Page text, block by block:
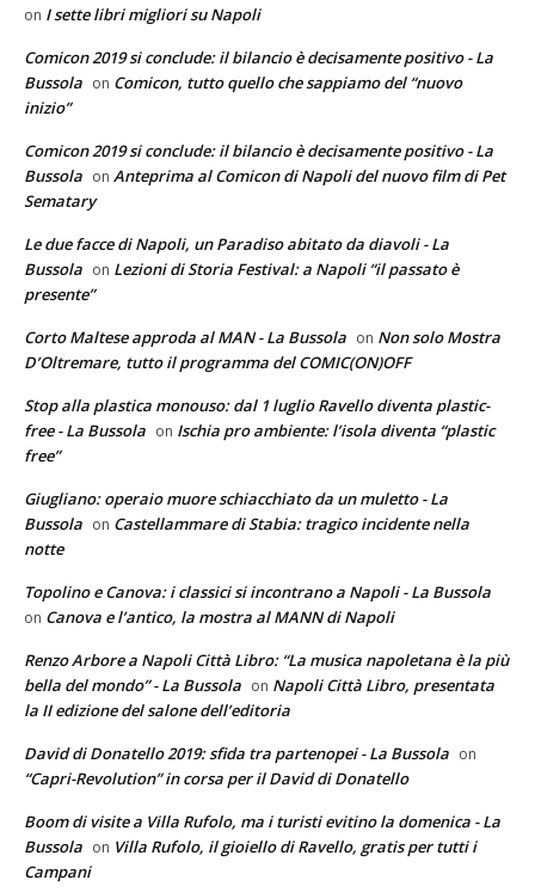
on I sette libri migliori su Napoli
Comicon 2019 si conclude: il bilancio è decisamente positivo - La
Bussola on Comicon, tutto quello che sappiamo del “nuovo
inizio”
Comicon 2019 si conclude: il bilancio è decisamente positivo - La
Bussola on Anteprima al Comicon di Napoli del nuovo film di Pet
Sematary
Le due facce di Napoli, un Paradiso abitato da diavoli - La
Bussola on Lezioni di Storia Festival: a Napoli “il passato è
presente”
Corto Maltese approda al MAN - La Bussola on Non solo Mostra
D’Oltremare, tutto il programma del COMIC(ON)OFF
Stop alla plastica monouso: dal 1 luglio Ravello diventa plastic-
free - La Bussola on Ischia pro ambiente: l’isola diventa “plastic
free”
Giugliano: operaio muore schiacchiato da un muletto - La
Bussola on Castellammare di Stabia: tragico incidente nella
notte
Topolino e Canova: i classici si incontrano a Napoli - La Bussola
on Canova e l’antico, la mostra al MANN di Napoli
Renzo Arbore a Napoli Città Libro: “La musica napoletana è la più
bella del mondo” - La Bussola on Napoli Città Libro, presentata
la II edizione del salone dell’editoria
David di Donatello 2019: sfida tra partenopei - La Bussola on
“Capri-Revolution” in corsa per il David di Donatello
Boom di visite a Villa Rufolo, ma i turisti evitino la domenica - La
Bussola on Villa Rufolo, il gioiello di Ravello, gratis per tutti i
Campani